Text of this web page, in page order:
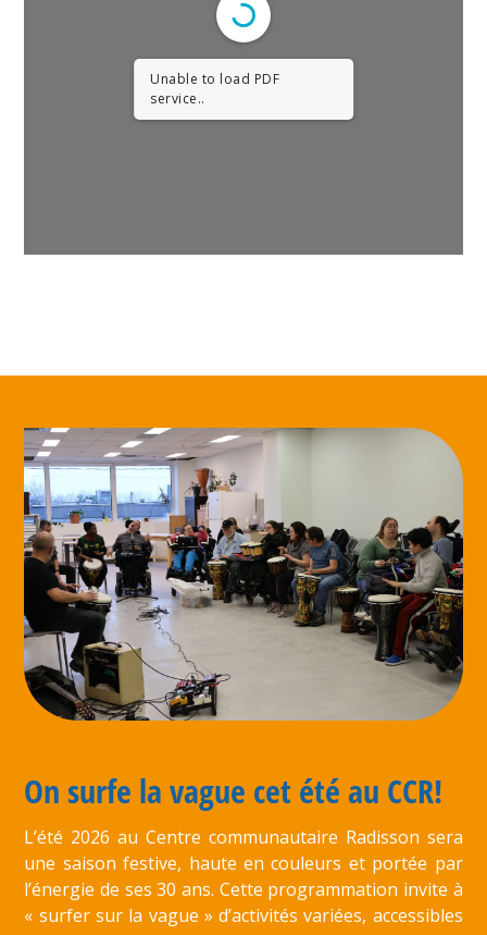
Unable to load PDF
service..
On surfe la vague cet été au CCR!
L’été 2026 au Centre communautaire Radisson sera
une saison festive, haute en couleurs et portée par
l’énergie de ses 30 ans. Cette programmation invite à
« surfer sur la vague » d’activités variées, accessibles